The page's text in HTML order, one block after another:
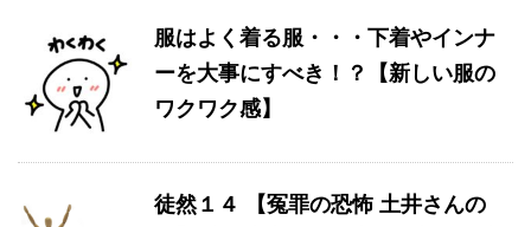
服はよく着る服・・・下着やインナ
ーを大事にすべき！？【新しい服の
ワクワク感】
徒然１４ 【冤罪の恐怖 土井さんの